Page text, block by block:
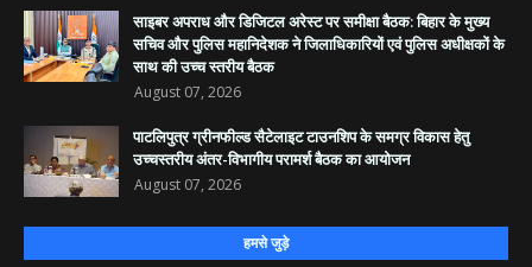
साइबर अपराध और डिजिटल अरेस्ट पर समीक्षा बैठक: बिहार के मुख्य
सचिव और पुलिस महानिदेशक ने जिलाधिकारियों एवं पुलिस अधीक्षकों के
साथ की उच्च स्तरीय बैठक
August 07, 2026
पाटलिपुत्र ग्रीनफील्ड सैटेलाइट टाउनशिप के समग्र विकास हेतु
उच्चस्तरीय अंतर-विभागीय परामर्श बैठक का आयोजन
August 07, 2026
हमसे जुड़े